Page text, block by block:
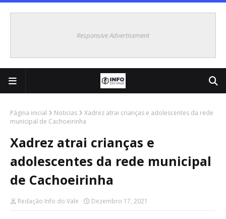
Responsive Advertisement
Página inicial Noticias
Xadrez atrai crianças e adolescentes da rede
municipal de Cachoeirinha
Xadrez atrai crianças e
adolescentes da rede municipal
de Cachoeirinha
Redação Info do Vale Dezembro 17, 2021